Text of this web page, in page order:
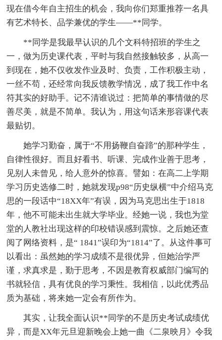
现在借今年自主招生的机会，我向你们郑重推荐一名具
有艺术特长、品学兼优的学生——**同学。
**同学是我最早认识的几个文科特招班的学生之
一，做为历史课代表，平时与我自然接触较多，从高一
到现在，她不仅收发作业及时、负责，工作积极主动，
一丝不苟，还经常向我反馈教学情况，成了我工作中名
符其实的好助手。记不清谁说过：把简单的事情做的尽
善尽美，就是不简单。我认为，用这句话来形容课代表
最贴切。
她学习勤奋，属于“不用扬鞭自奋蹄”的那种学生，
自律性很好。而且好看书、听课、完成作业善于思考，
见别人未曾见，给人意外的惊喜。譬如：在高二上学期
学习历史选修二时，她就发现p98“历史纵横”中介绍马克
思的一段话中“18XX年”有误，因为马克思出生于1818
年，他不可能未出生就大学毕业。经她一说，我也为堂
堂的人教社出现这样的印校错误感到震惊。之后她还查
阅了网络资料，是“ 1841”误印为“1814”了。从这件事可
以看出：虽然她的学习成绩不是很优异，但她治学严
谨，求真求是，勤于思考，不因是教育权威部门编写的
书就轻信，具有优良的学习秉性。我相信，以此优秀品
质为基础，将来她一定会有所作为。
其实，让我全面认识**同学的不是历史考试成绩优
异，而是XX年元旦迎新晚会上她一曲《二泉映月》令我